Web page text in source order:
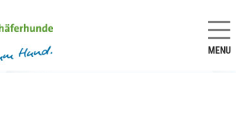
MENU